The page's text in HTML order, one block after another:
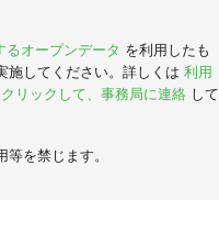
るオープンデータ を利用したも
施してください。詳しくは 利用
クリックして、事務局に連絡 して
を禁じます。